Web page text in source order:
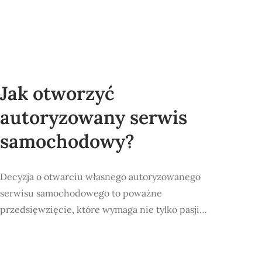
Jak otworzyć
autoryzowany serwis
samochodowy?
Decyzja o otwarciu własnego autoryzowanego
serwisu samochodowego to poważne
przedsięwzięcie, które wymaga nie tylko pasji…